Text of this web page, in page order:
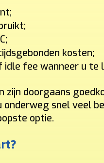
kosten;
idle fee wanneer u
zijn doorgaans
snel veel
optie.